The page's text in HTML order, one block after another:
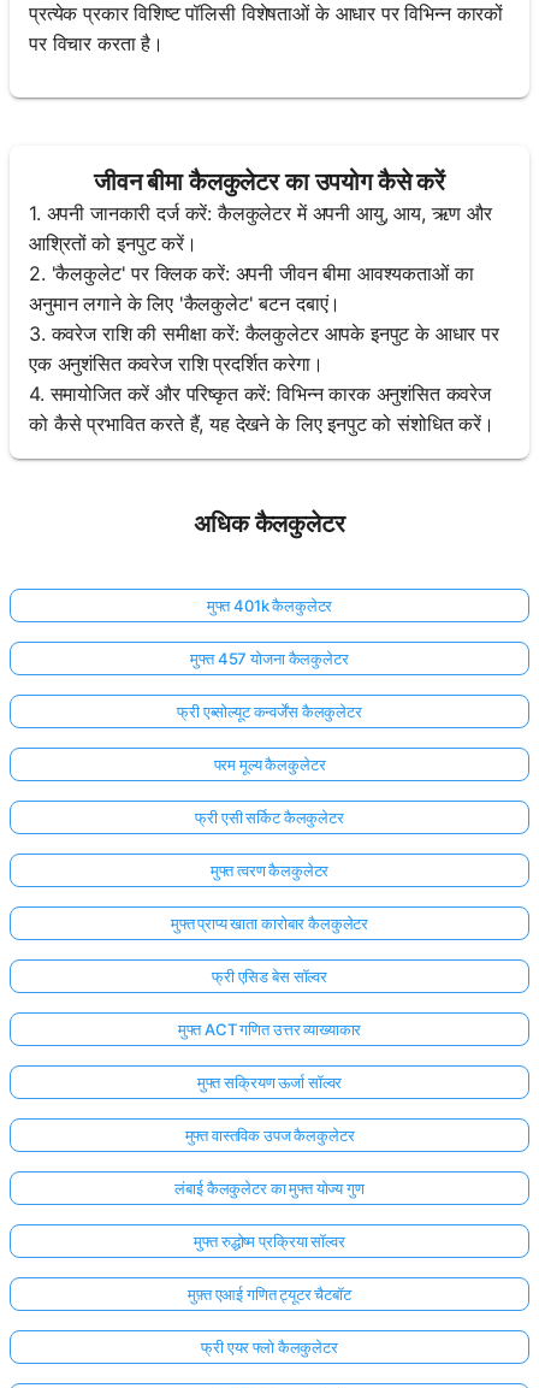
प्रत्येक प्रकार विशिष्ट पॉलिसी विशेषताओं के आधार पर विभिन्न कारकों
पर विचार करता है।
जीवन बीमा कैलकुलेटर का उपयोग कैसे करें
1. अपनी जानकारी दर्ज करें: कैलकुलेटर में अपनी आयु, आय, ऋण और
आश्रितों को इनपुट करें।
2. 'कैलकुलेट' पर क्लिक करें: अपनी जीवन बीमा आवश्यकताओं का
अनुमान लगाने के लिए 'कैलकुलेट' बटन दबाएं।
3. कवरेज राशि की समीक्षा करें: कैलकुलेटर आपके इनपुट के आधार पर
एक अनुशंसित कवरेज राशि प्रदर्शित करेगा।
4. समायोजित करें और परिष्कृत करें: विभिन्न कारक अनुशंसित कवरेज
को कैसे प्रभावित करते हैं, यह देखने के लिए इनपुट को संशोधित करें।
अधिक कैलकुलेटर
मुफ्त 401k कैलकुलेटर
मुफ्त 457 योजना कैलकुलेटर
फ्री एब्सोल्यूट कन्वर्जेंस कैलकुलेटर
परम मूल्य कैलकुलेटर
फ्री एसी सर्किट कैलकुलेटर
मुफ्त त्वरण कैलकुलेटर
मुफ्त प्राप्य खाता कारोबार कैलकुलेटर
फ्री एसिड बेस सॉल्वर
मुफ्त ACT गणित उत्तर व्याख्याकार
मुफ्त सक्रियण ऊर्जा सॉल्वर
मुफ्त वास्तविक उपज कैलकुलेटर
लंबाई कैलकुलेटर का मुफ्त योज्य गुण
मुफ्त रुद्धोष्म प्रक्रिया सॉल्वर
मुफ़्त एआई गणित ट्यूटर चैटबॉट
फ्री एयर फ्लो कैलकुलेटर